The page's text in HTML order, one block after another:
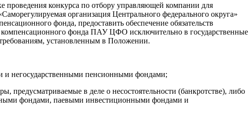
проведения конкурса по отбору управляющей компании для
организация Центрального федерального округа»
фонда, предоставить обеспечение обязательств
компенсационного фонда ПАУ ЦФО исключительно в государственные
установленным в Положении.
и негосударственными пенсионными фондами;
в деле о несостоятельности (банкротстве), либо
фондами, паевыми инвестиционными фондами и